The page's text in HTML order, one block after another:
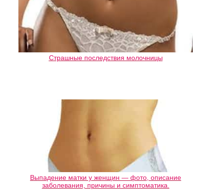
Страшные последствия молочницы
Выпадение матки у женщин — фото, описание
заболевания, причины и симптоматика.